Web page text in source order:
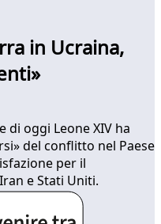
in Ucraina,
di oggi Leone XIV ha
del conflitto nel Paese
per il
e Stati Uniti.